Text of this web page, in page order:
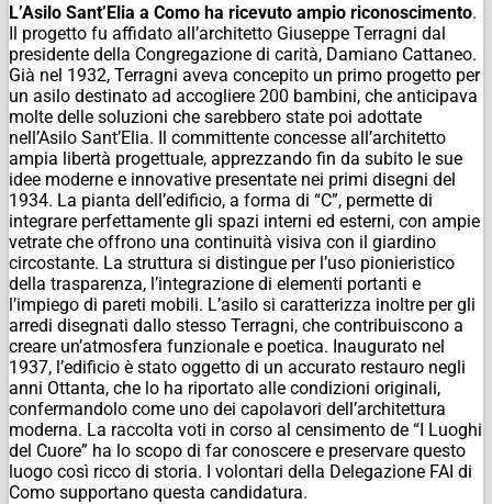
L’Asilo Sant’Elia a Como ha ricevuto ampio riconoscimento.
Il progetto fu affidato all’architetto Giuseppe Terragni dal
presidente della Congregazione di carità, Damiano Cattaneo.
Già nel 1932, Terragni aveva concepito un primo progetto per
un asilo destinato ad accogliere 200 bambini, che anticipava
molte delle soluzioni che sarebbero state poi adottate
nell’Asilo Sant’Elia. Il committente concesse all’architetto
ampia libertà progettuale, apprezzando fin da subito le sue
idee moderne e innovative presentate nei primi disegni del
1934. La pianta dell’edificio, a forma di “C”, permette di
integrare perfettamente gli spazi interni ed esterni, con ampie
vetrate che offrono una continuità visiva con il giardino
circostante. La struttura si distingue per l’uso pionieristico
della trasparenza, l’integrazione di elementi portanti e
l’impiego di pareti mobili. L’asilo si caratterizza inoltre per gli
arredi disegnati dallo stesso Terragni, che contribuiscono a
creare un’atmosfera funzionale e poetica. Inaugurato nel
1937, l’edificio è stato oggetto di un accurato restauro negli
anni Ottanta, che lo ha riportato alle condizioni originali,
confermandolo come uno dei capolavori dell’architettura
moderna. La raccolta voti in corso al censimento de “I Luoghi
del Cuore” ha lo scopo di far conoscere e preservare questo
luogo così ricco di storia. I volontari della Delegazione FAI di
Como supportano questa candidatura.